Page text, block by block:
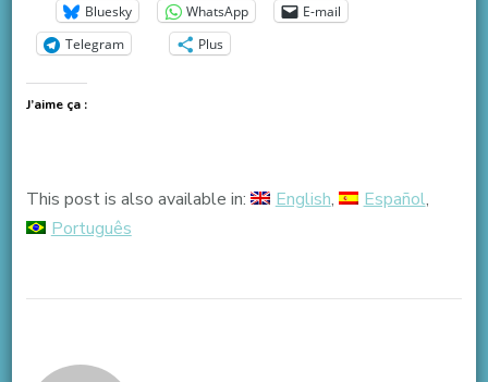
Bluesky WhatsApp
E-mail
Telegram
Plus
J’aime ça :
This post is also available in: English
Español
Português